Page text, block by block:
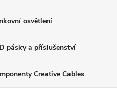
osvětlení
pásky a příslušenství
Creative Cables